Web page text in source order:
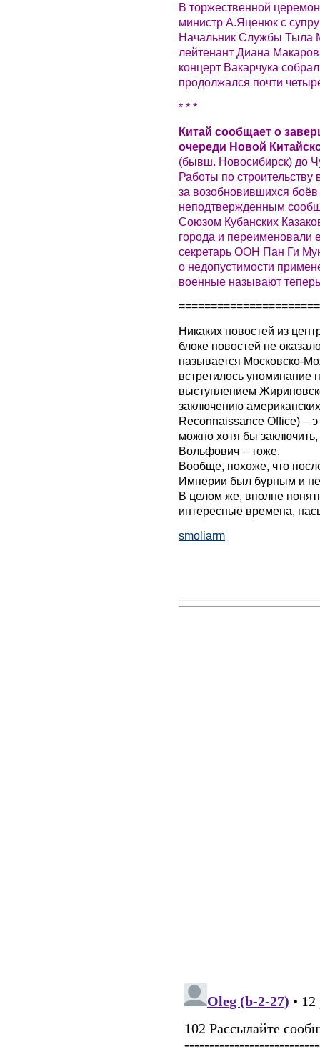
В торжественной
министр А.Яценюк с
Начальник Службы Тыла
лейтенант Диана
концерт Вакарчука
продолжался почти
* * *
Китай сообщает о
очереди Новой
(бывш. Новосибирск) до
Работы по
за возобновившихся
неподтвержденным
Союзом Кубанских
города и переименовали
секретарь ООН Пан Ги
о недопустимости
военные называют
Никаких новостей из
блоке новостей не
называется Московско-
встретилось упоминание
выступлением
заключению
Reconnaissance Office) –
можно хотя бы
Вольфович – тоже.
Вообще, похоже, что
Империи был бурным и
В целом же, вполне
интересные времена,
smoliarm